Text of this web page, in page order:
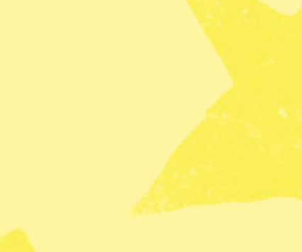
en strömlinjeformad politik
hänsyn till mångfald eller
problematiska ligger i att den
utsträckning omvandlas till
Att en folkvald politiker tillika
”vänsterliberal smörja”. Att
Att hans partikamrat tycker
riksdagspartier föreslår att
asyl. Yttrandefriheten
hotad. Andras rätt till samma
den